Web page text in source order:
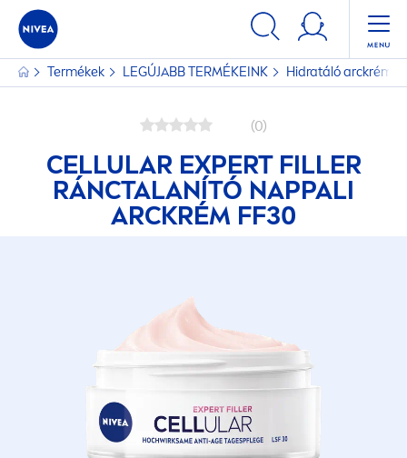
Termékek LEGÚJABB TERMÉKEINK Hidratáló arckrém
(0)
CELLULAREXPERT FILLER
RÁNCTALANÍTÓ NAPPALI
ARCKRÉM FF30